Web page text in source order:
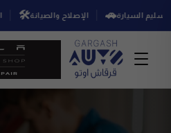
الإصلاح والصيانة 🚗إعادة تسليم السيارة